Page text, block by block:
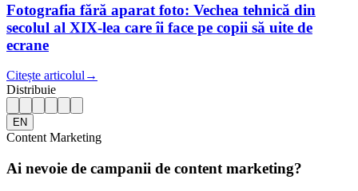
Fotografia fără aparat foto: Vechea tehnică din
secolul al XIX-lea care îi face pe copii să uite de
ecrane
Citește articolul →
Distribuie
EN
Content Marketing
Ai nevoie de campanii de content marketing?